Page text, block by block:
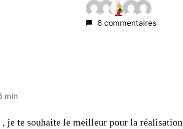
6 commentaires
min
je te souhaite le meilleur pour la réalisation